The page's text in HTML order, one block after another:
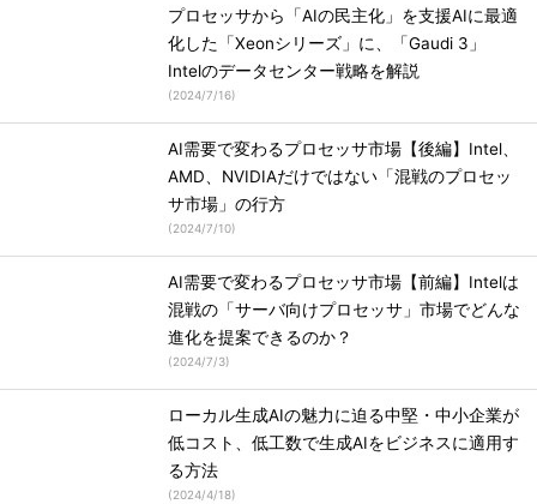
プロセッサから「AIの民主化」を支援AIに最適
化した「Xeonシリーズ」に、「Gaudi 3」
Intelのデータセンター戦略を解説
(2024/7/16)
AI需要で変わるプロセッサ市場【後編】Intel、
AMD、NVIDIAだけではない「混戦のプロセッ
サ市場」の行方
(2024/7/10)
AI需要で変わるプロセッサ市場【前編】Intelは
混戦の「サーバ向けプロセッサ」市場でどんな
進化を提案できるのか？
(2024/7/3)
ローカル生成AIの魅力に迫る中堅・中小企業が
低コスト、低工数で生成AIをビジネスに適用す
る方法
(2024/4/18)